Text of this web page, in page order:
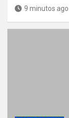
9 minutos ago